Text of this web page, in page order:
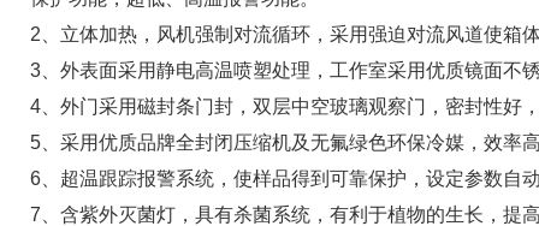
2、立体加热，风机强制对流循环，采用强迫对流风道使箱
3、外表面采用静电高温喷塑处理，工作室采用优质镜面不
4、外门采用磁封条门封，双层中空玻璃观察门，密封性好
5、采用优质品牌全封闭压缩机及无氟绿色环保冷媒，效率
6、超温跟踪报警系统，使样品得到可靠保护，设定参数自
7、含紫外灭菌灯，具有杀菌系统，有利于植物的生长，提